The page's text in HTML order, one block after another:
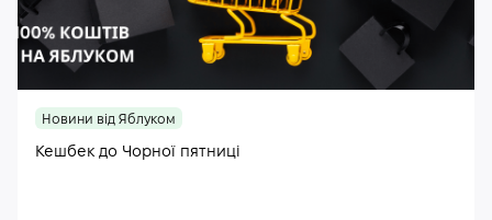
Новини від Яблуком
Кешбек до Чорної пятниці